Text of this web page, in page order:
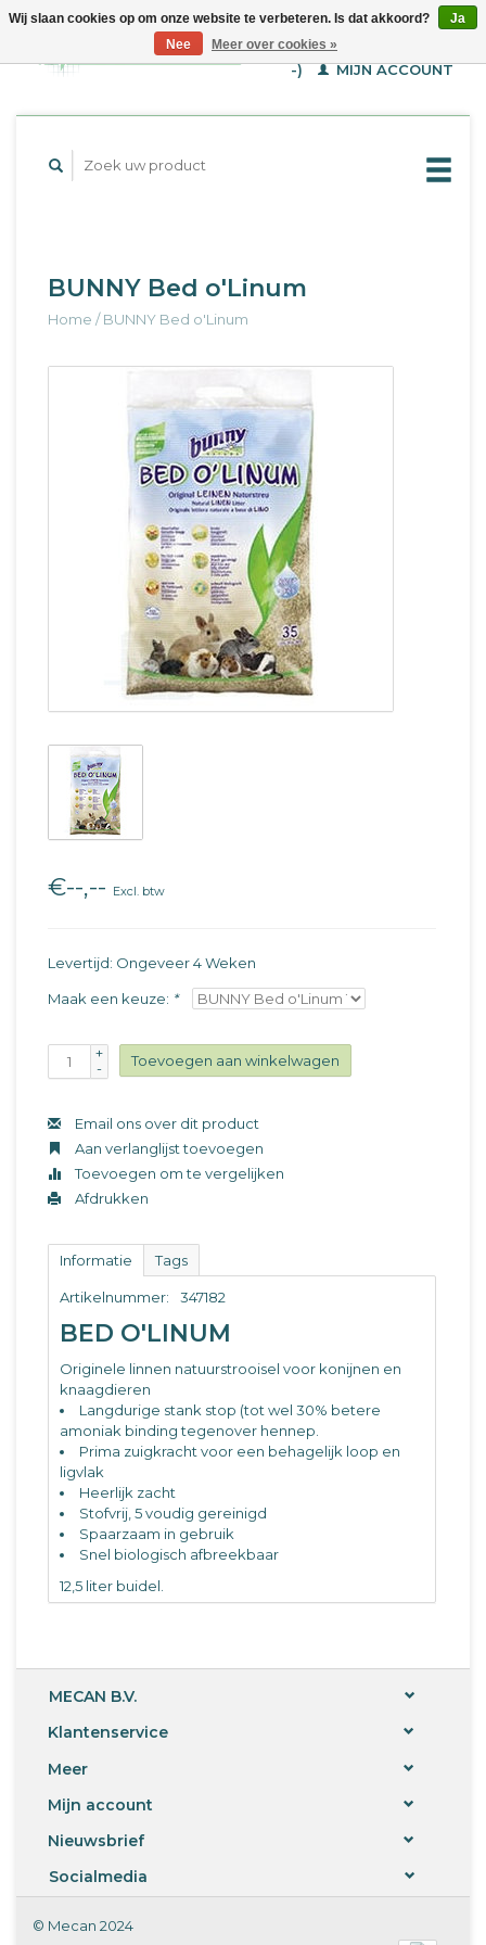
WINKELWAGEN (€--,-
-)
MIJN ACCOUNT
BUNNY Bed o'Linum
Home /BUNNY Bed o'Linum
€--,-- Excl. btw
Levertijd: Ongeveer 4 Weken
Maak een keuze: *
+
-
Toevoegen aan winkelwagen
Email ons over dit product
Aan verlanglijst toevoegen
Toevoegen om te vergelijken
Afdrukken
Informatie Tags
Artikelnummer: 347182
BED O'LINUM
Originele linnen natuurstrooisel voor konijnen en
knaagdieren
Langdurige stank stop (tot wel 30% betere
amoniak binding tegenover hennep.
Prima zuigkracht voor een behagelijk loop en
ligvlak
Heerlijk zacht
Stofvrij, 5 voudig gereinigd
Spaarzaam in gebruik
Snel biologisch afbreekbaar
12,5 liter buidel.
MECAN B.V.
Klantenservice
Meer
Mijn account
Nieuwsbrief
Socialmedia
Wij slaan cookies op om onze website te verbeteren. Is dat akkoord?
Ja
Nee
Meer over cookies »